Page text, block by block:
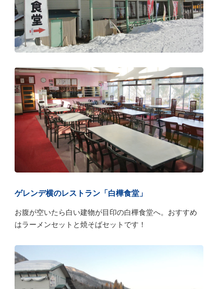
ゲレンデ横のレストラン「白樺食堂」
お腹が空いたら白い建物が目印の白樺食堂へ。おすすめ
はラーメンセットと焼そばセットです！